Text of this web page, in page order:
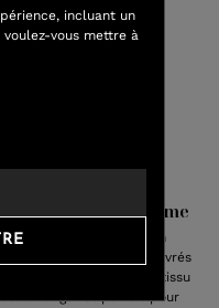
incluant un
vous mettre à
haut de gamme
Notre luxueuse viscose en
de draps tous sont livrés
un sac de transport en tissu
à ranger et parfait pour